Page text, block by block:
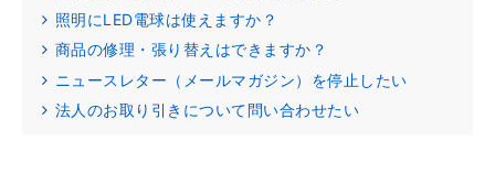
照明にLED電球は使えますか？
商品の修理・張り替えはできますか？
ニュースレター（メールマガジン）を停止したい
法人のお取り引きについて問い合わせたい